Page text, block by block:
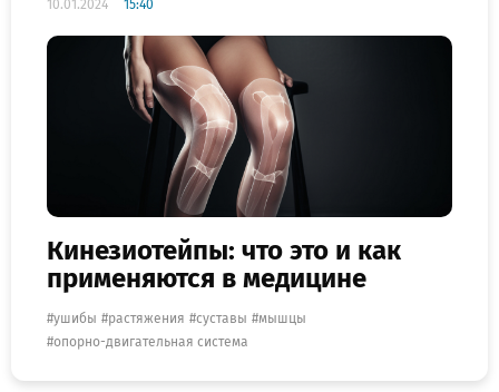
10.01.2024 15:40
Кинезиотейпы: что это и как
применяются в медицине
ушибы растяжения суставы
мышцы
опорно-двигательная система